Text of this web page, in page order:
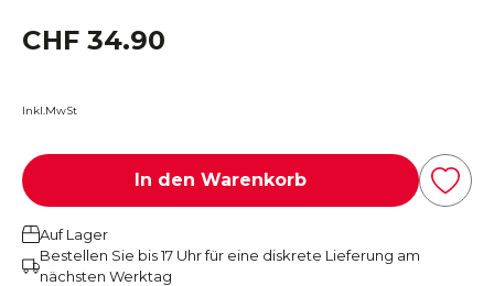
CHF 34.90
Inkl.MwSt
In den Warenkorb
Auf Lager
Bestellen Sie bis 17 Uhr für eine diskrete Lieferung am
nächsten Werktag